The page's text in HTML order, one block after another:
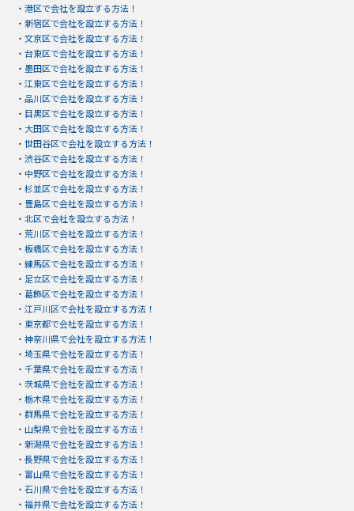
・ 港区で会社を設立する方法！
・ 新宿区で会社を設立する方法！
・ 文京区で会社を設立する方法！
・ 台東区で会社を設立する方法！
・ 墨田区で会社を設立する方法！
・ 江東区で会社を設立する方法！
・ 品川区で会社を設立する方法！
・ 目黒区で会社を設立する方法！
・ 大田区で会社を設立する方法！
・ 世田谷区で会社を設立する方法！
・ 渋谷区で会社を設立する方法！
・ 中野区で会社を設立する方法！
・ 杉並区で会社を設立する方法！
・ 豊島区で会社を設立する方法！
・ 北区で会社を設立する方法！
・ 荒川区で会社を設立する方法！
・ 板橋区で会社を設立する方法！
・ 練馬区で会社を設立する方法！
・ 足立区で会社を設立する方法！
・ 葛飾区で会社を設立する方法！
・ 江戸川区で会社を設立する方法！
・ 東京都で会社を設立する方法！
・ 神奈川県で会社を設立する方法！
・ 埼玉県で会社を設立する方法！
・ 千葉県で会社を設立する方法！
・ 茨城県で会社を設立する方法！
・ 栃木県で会社を設立する方法！
・ 群馬県で会社を設立する方法！
・ 山梨県で会社を設立する方法！
・ 新潟県で会社を設立する方法！
・ 長野県で会社を設立する方法！
・ 富山県で会社を設立する方法！
・ 石川県で会社を設立する方法！
・ 福井県で会社を設立する方法！